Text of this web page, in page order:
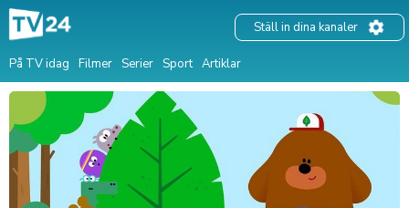
På TV idag Filmer Serier Sport Artiklar
Ställ in dina kanaler